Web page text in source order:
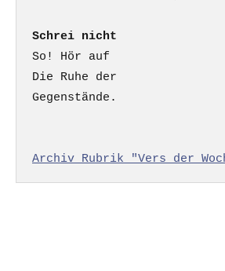
Schrei nicht
So! Hör auf
Die Ruhe der
Gegenstände.
Archiv Rubrik "Vers der